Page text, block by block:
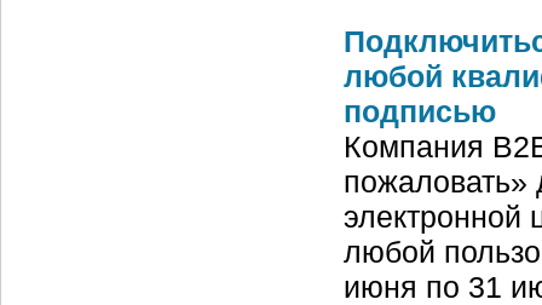
любой
подписью
Компания
пожаловать»
любой
июня по 31